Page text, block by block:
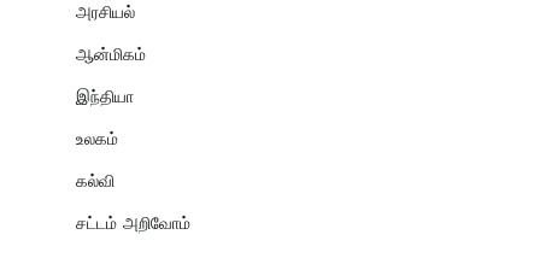
அரசியல்
ஆன்மிகம்
இந்தியா
உலகம்
கல்வி
சட்டம் அறிவோம்